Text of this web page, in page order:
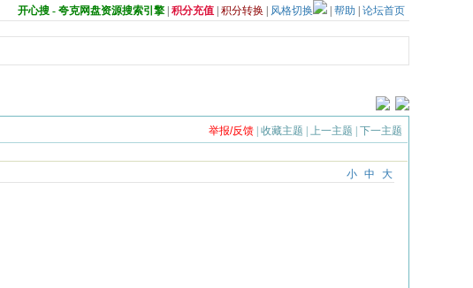
开心搜 - 夸克网盘资源搜索引擎 积分充值 积分转换 风格切换 帮助 论坛首页
举报/反馈 收藏主题 上一主题 下一主题
小 中 大